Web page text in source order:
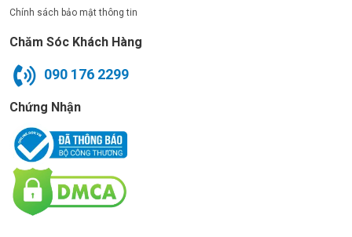
Chính sách bảo mật thông tin
Chăm Sóc Khách Hàng
090 176 2299
Chứng Nhận